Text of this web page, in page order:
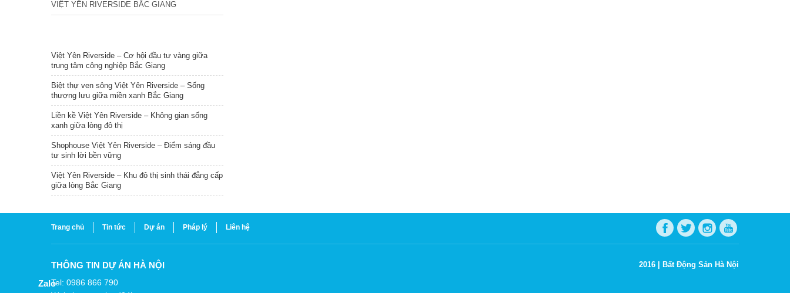
VIỆT YÊN RIVERSIDE BẮC GIANG
Việt Yên Riverside – Cơ hội đầu tư vàng giữa
trung tâm công nghiệp Bắc Giang
Biệt thự ven sông Việt Yên Riverside – Sống
thượng lưu giữa miền xanh Bắc Giang
Liền kề Việt Yên Riverside – Không gian sống
xanh giữa lòng đô thị
Shophouse Việt Yên Riverside – Điểm sáng đầu
tư sinh lời bền vững
Việt Yên Riverside – Khu đô thị sinh thái đẳng cấp
giữa lòng Bắc Giang
Trang chủ Tin tức Dự án Pháp lý Liên hệ
THÔNG TIN DỰ ÁN HÀ NỘI
Tel: 0986 866 790
2016 | Bất Động Sản Hà Nội
Zalo